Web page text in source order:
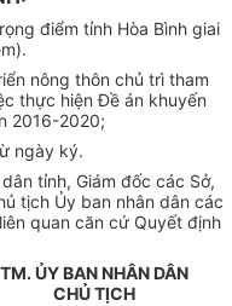
điểm tỉnh Hòa Bình giai
nông thôn chủ trì tham
thực hiện Đề án khuyến
2016-2020;
ngày ký.
tỉnh, Giám đốc các Sở,
tịch Ủy ban nhân dân các
quan căn cứ Quyết định
TM. ỦYBAN NHÂN DÂN
CHỦ TỊCH